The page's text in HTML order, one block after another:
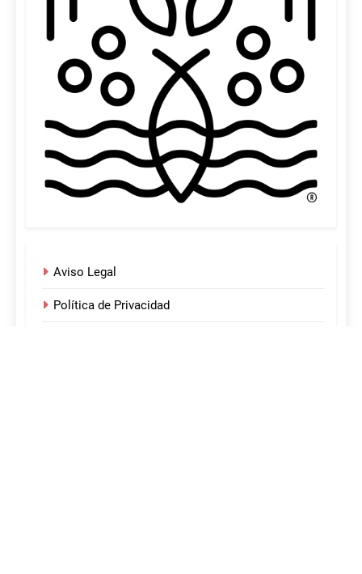
Aviso Legal
Política de Privacidad